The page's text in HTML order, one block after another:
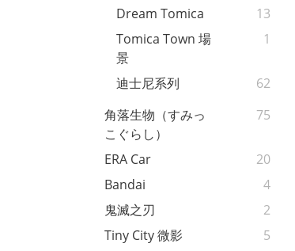
Dream Tomica
13
Tomica Town 場
景
1
迪士尼系列
62
角落生物（すみっ
こぐらし）
75
ERA Car
20
Bandai
4
鬼滅之刃
2
Tiny City 微影
5